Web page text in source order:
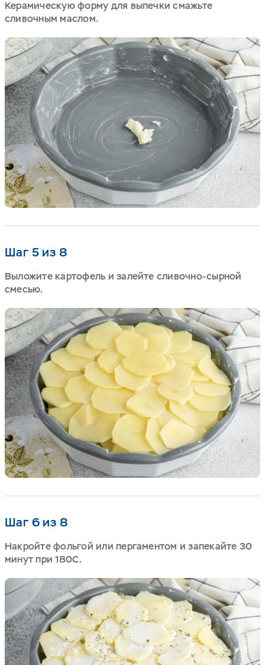
Керамическую форму для выпечки смажьте
сливочным маслом.
Шаг 5 из 8
Выложите картофель и залейте сливочно-сырной
смесью.
Шаг 6 из 8
Накройте фольгой или пергаментом и запекайте 30
минут при 180С.